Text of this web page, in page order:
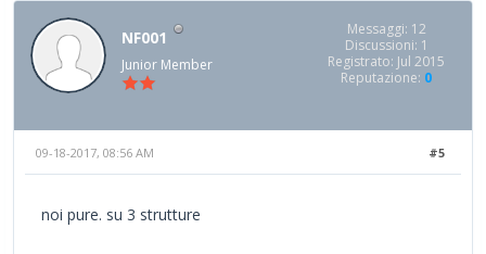
NF001
Junior Member
Messaggi: 12
Discussioni: 1
Registrato: Jul 2015
Reputazione: 0
#5
09-18-2017, 08:56 AM
noi pure. su 3 strutture